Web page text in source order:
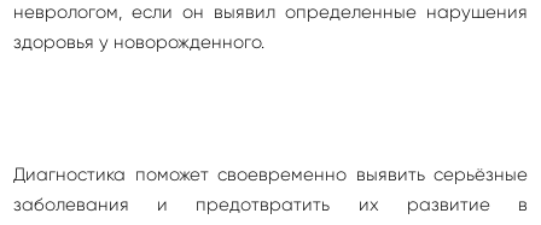
неврологом, если он выявил определенные нарушения
здоровья у новорожденного.
Диагностика поможет своевременно выявить серьёзные
заболевания и предотвратить их развитие в